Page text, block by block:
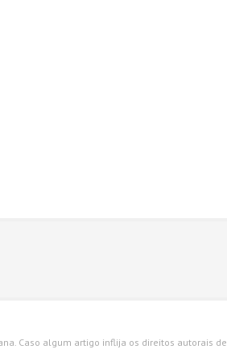
Caso algum artigo inflija os direitos autorais de